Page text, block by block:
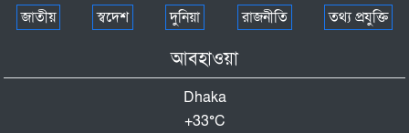
জাতীয়
স্বদেশ দুনিয়া রাজনীতি তথ্য প্রযুক্তি
আবহাওয়া
Dhaka
+33°C